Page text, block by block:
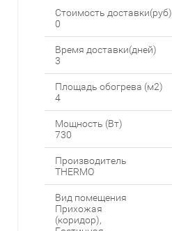
Стоимость доставки(руб)
0
Время доставки(дней)
3
Площадь обогрева (м2)
4
Мощность (Вт)
730
Производитель
THERMO
Вид помещения
Прихожая
(коридор),